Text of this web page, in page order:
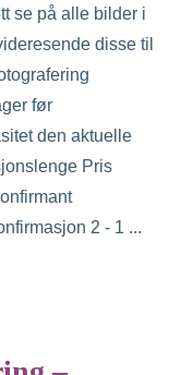
se på alle bilder i
disse til
før
den aktuelle
Pris
2 - 1 ...